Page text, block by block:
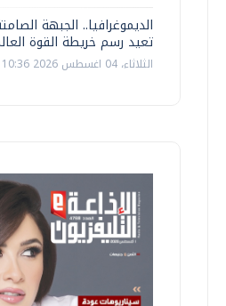
الديموغرافيا.. الجبهة
تعيد رسم خريطة القوة
الثلاثاء، 04 اغسطس 2026 10:36 ص